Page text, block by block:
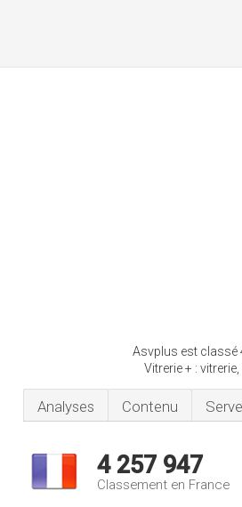
Asvplus est classé
Vitrerie + :
Analyses Contenu
4 257 947
Classement en France